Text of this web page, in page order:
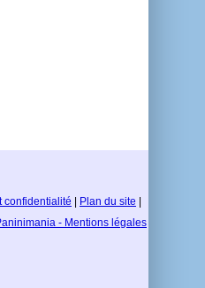
confidentialité Plan du site
- Mentions légales